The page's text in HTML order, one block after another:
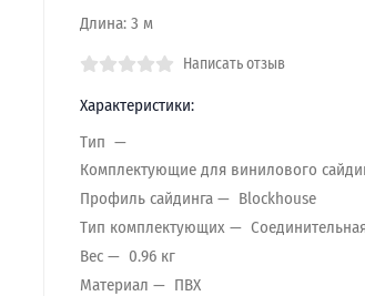
Длина: 3 м
Написать отзыв
Характеристики:
Тип
Комплектующие для винилового
Профиль сайдинга
Blockhouse
Тип комплектующих
Вес
0.96 кг
Материал
ПВХ